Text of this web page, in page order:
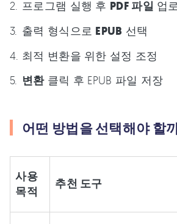
프로그램 실행 후 PDF 파일 업
출력 형식으로 EPUB 선택
최적 변환을 위한 설정 조정
변환클릭 후 EPUB 파일 저장
어떤 방법을 선택해야 할
사용
목적
추천 도구